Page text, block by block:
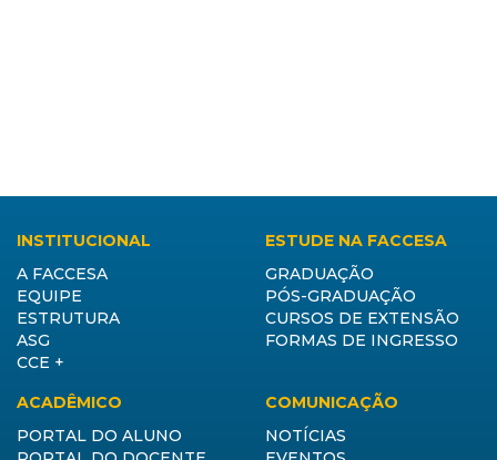
INSTITUCIONAL
A FACCESA
EQUIPE
ESTRUTURA
ASG
CCE +
ESTUDE NA FACCESA
GRADUAÇÃO
PÓS-GRADUAÇÃO
CURSOS DE EXTENSÃO
FORMAS DE INGRESSO
ACADÊMICO
PORTAL DO ALUNO
COMUNICAÇÃO
NOTÍCIAS